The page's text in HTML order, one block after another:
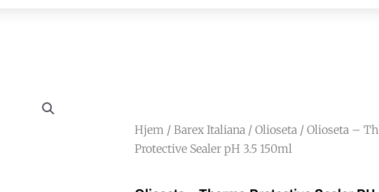
Hjem / Barex Italiana / Olioseta / Olioseta –
Protective Sealer pH 3.5 150ml